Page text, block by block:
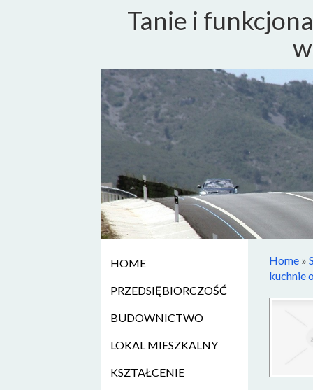
Tanie i
HOME
PRZEDSIĘBIORCZOŚĆ
BUDOWNICTWO
LOKAL MIESZKALNY
KSZTAŁCENIE
Home »
kuchnie